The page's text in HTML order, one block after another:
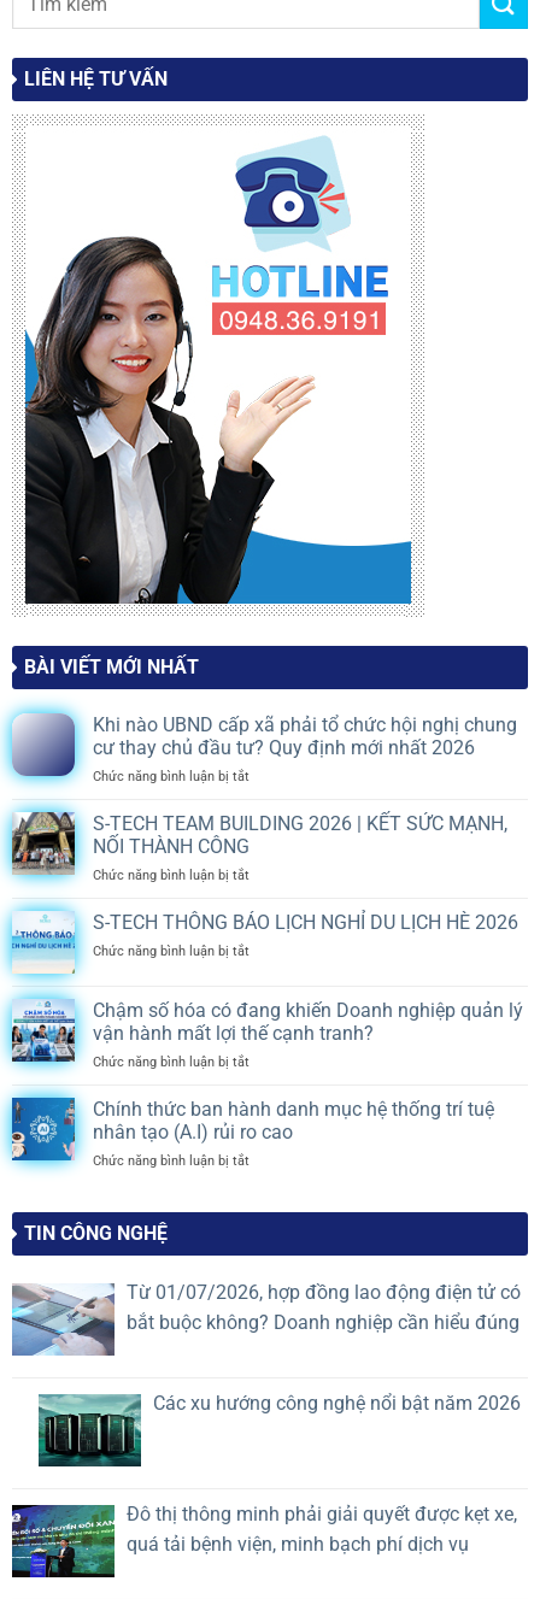
LIÊN HỆ TƯ VẤN
BÀI VIẾT MỚI NHẤT
Khi nào UBND cấp xã phải tổ chức hội nghị chung
cư thay chủ đầu tư? Quy định mới nhất 2026
Chức năng bình luận bị tắtở
nào
xã
tổ
hội
cư
thay
chủ
tư?
định
mới
S-TECH TEAM BUILDING 2026 | KẾT SỨC MẠNH,
NỐI THÀNH CÔNG
Chức năng bình luận bị tắtở
TECH
BUILDING
KẾT
SỨC
MẠNH,
THÀNH
CÔNG
S-TECH THÔNG BÁO LỊCH NGHỈ DU LỊCH HÈ 2026
Chức năng bình luận bị tắtở
THÔNG
BÁO
LỊCH
HÈ
2026
Chậm số hóa có đang khiến Doanh nghiệp quản lý
vận hành mất lợi thế cạnh tranh?
Chức năng bình luận bị tắtở
số
có
đang
vận
hành
mất
tranh?
Chính thức ban hành danh mục hệ thống trí tuệ
nhân tạo (A.I) rủi ro cao
Chức năng bình luận bị tắtở
mục
hệ
thống
tạo
TIN CÔNG NGHỆ
Từ 01/07/2026, hợp đồng lao động điện tử có
bắt buộc không? Doanh nghiệp cần hiểu đúng
Các xu hướng công nghệ nổi bật năm 2026
Đô thị thông minh phải giải quyết được kẹt xe,
quá tải bệnh viện, minh bạch phí dịch vụ